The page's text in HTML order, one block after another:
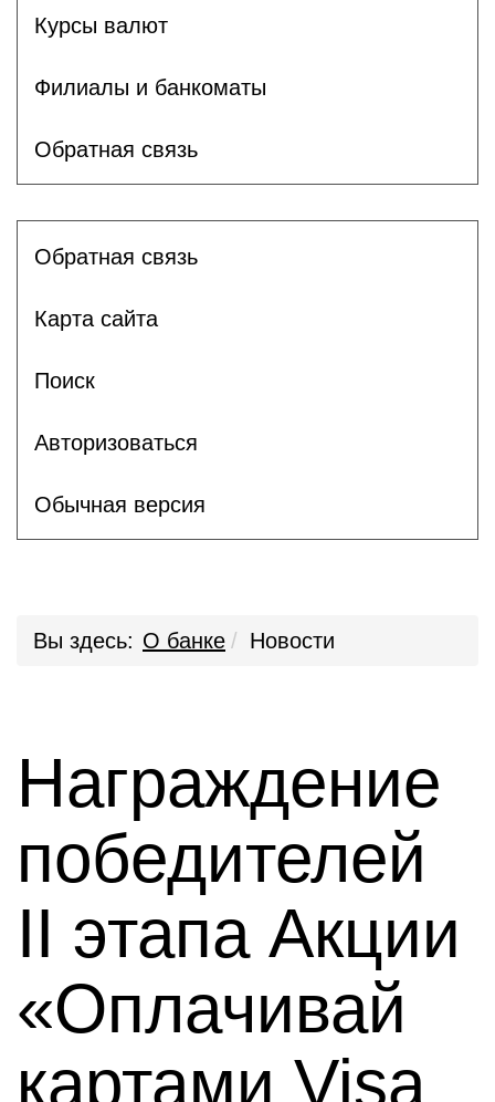
Курсы валют
Филиалы и банкоматы
Обратная связь
Обратная связь
Карта сайта
Поиск
Авторизоваться
Обычная версия
Вы здесь: О банке Новости
Награждение
победителей
II этапа Акции
«Оплачивай
картами Visa